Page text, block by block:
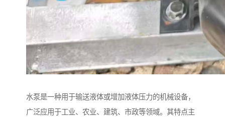
水泵是一种用于输送液体或增加液体压力的机械设备，
广泛应用于工业、农业、建筑、市政等领域。其特点主